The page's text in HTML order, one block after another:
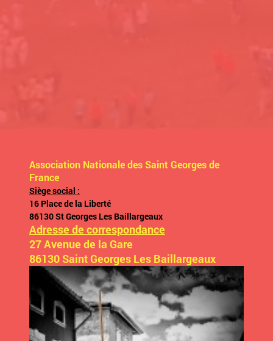
Association Nationale des Saint Georges de
France
Siège social :
16 Place de la Liberté
86130 St Georges Les Baillargeaux
Adresse de correspondance
27 Avenue de la Gare
86130 Saint Georges Les Baillargeaux